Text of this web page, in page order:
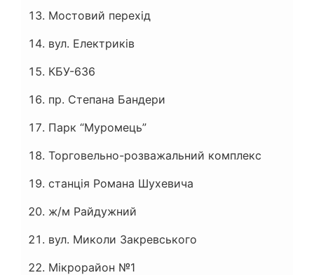
Мостовий перехід
вул. Електриків
КБУ-636
пр. Степана Бандери
Парк “Муромець”
Торговельно-розважальний комплекс
станція Романа Шухевича
ж/м Райдужний
вул. Миколи Закревського
Мікрорайон №1